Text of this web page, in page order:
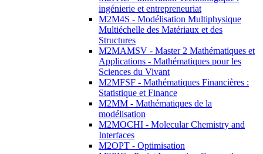
ingénierie et entrepreneuriat
M2M4S - Modélisation Multiphysique
Multiéchelle des Matériaux et des
Structures
M2MAMSV - Master 2 Mathématiques et
Applications - Mathématiques pour les
Sciences du Vivant
M2MFSF - Mathématiques Financières :
Statistique et Finance
M2MM - Mathématiques de la
modélisation
M2MOCHI - Molecular Chemistry and
Interfaces
M2OPT - Optimisation